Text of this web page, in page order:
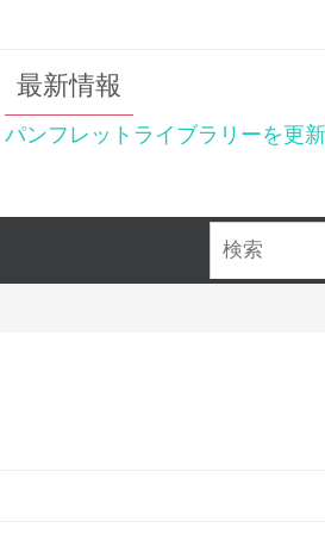
最新情報
パンフレットライブラリーを更